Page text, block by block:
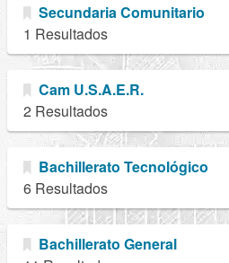
Secundaria Comunitario
1 Resultados
Cam U.S.A.E.R.
2 Resultados
Bachillerato Tecnológico
6 Resultados
Bachillerato General